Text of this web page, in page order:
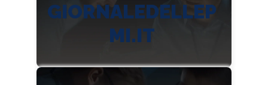
GIORNALEDELLEP
MI.IT